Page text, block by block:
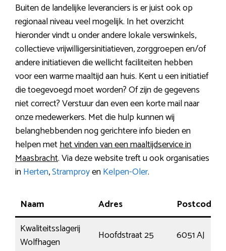
Buiten de landelijke leveranciers is er juist ook op
regionaal niveau veel mogelijk. In het overzicht
hieronder vindt u onder andere lokale verswinkels,
collectieve vrijwilligersinitiatieven, zorggroepen en/of
andere initiatieven die wellicht faciliteiten hebben
voor een warme maaltijd aan huis. Kent u een initiatief
die toegevoegd moet worden? Of zijn de gegevens
niet correct? Verstuur dan even een korte mail naar
onze medewerkers. Met die hulp kunnen wij
belanghebbenden nog gerichtere info bieden en
helpen methet vinden van een maaltijdservice in
Maasbracht. Via deze website treft u ook organisaties
inHerten,StramproyenKelpen-Oler.
Naam Adres
Postcode
Kwaliteitsslagerij
Wolfhagen
Hoofdstraat 25
6051 AJ